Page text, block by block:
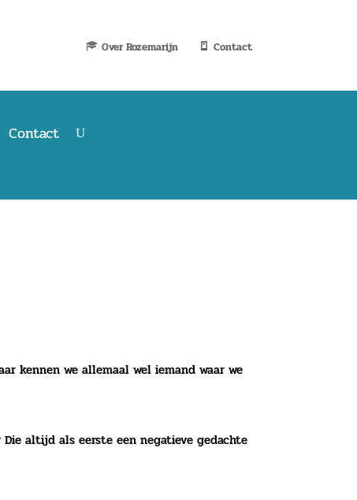
Over Rozemarijn Contact
Contact
kennen we allemaal wel iemand waar we
Die altijd als eerste een negatieve gedachte